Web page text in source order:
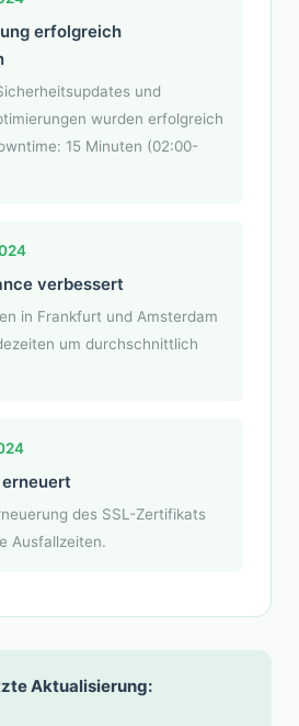
erfolgreich
und
wurden erfolgreich
15 Minuten (02:00-
verbessert
in Frankfurt und Amsterdam
um durchschnittlich
des SSL-Zertifikats
Ausfallzeiten.
Aktualisierung: